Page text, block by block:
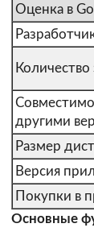
Оценка в
Количество
другими
Размер
Версия
Покупки в
Основные